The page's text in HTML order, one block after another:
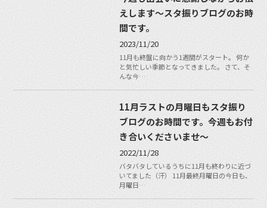
えします〜スタ振りブログのお時
間です。
2023/11/20
11月も終盤に向かう1週間がスタート。 何か
と気忙しい季節となってきました。 さて、そ
んな今…
11月ラストの月曜日もスタ振り
ブログのお時間です。今週もお付
き合いくださいませ〜
2022/11/28
バタバタしているうちに11月も終わりに近づ
いてました（汗） 11月最終月曜日の今日も、
月曜日…